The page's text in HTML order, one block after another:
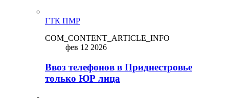
ГТК ПМР
COM_CONTENT_ARTICLE_INFO
фев 12 2026
Ввоз телефонов в Приднестровье
только ЮР лица